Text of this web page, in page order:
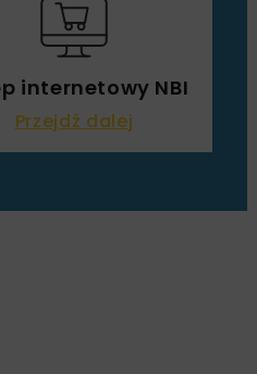
internetowy NBI
Przejdź dalej